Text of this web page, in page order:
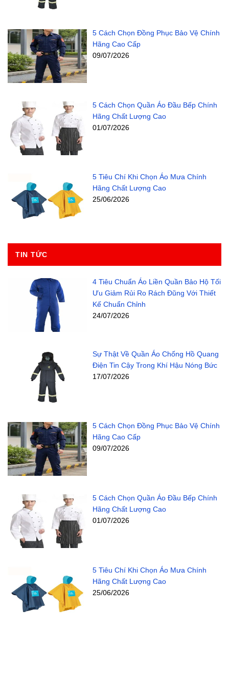
5 Cách Chọn Đồng Phục Bảo Vệ Chính
Hãng Cao Cấp
09/07/2026
5 Cách Chọn Quần Áo Đầu Bếp Chính
Hãng Chất Lượng Cao
01/07/2026
5 Tiêu Chí Khi Chọn Áo Mưa Chính
Hãng Chất Lượng Cao
25/06/2026
TIN TỨC
4 Tiêu Chuẩn Áo Liền Quần Bảo Hộ Tối
Ưu Giảm Rủi Ro Rách Đũng Với Thiết
Kế Chuẩn Chỉnh
24/07/2026
Sự Thật Về Quần Áo Chống Hồ Quang
Điện Tin Cậy Trong Khí Hậu Nóng Bức
17/07/2026
5 Cách Chọn Đồng Phục Bảo Vệ Chính
Hãng Cao Cấp
09/07/2026
5 Cách Chọn Quần Áo Đầu Bếp Chính
Hãng Chất Lượng Cao
01/07/2026
5 Tiêu Chí Khi Chọn Áo Mưa Chính
Hãng Chất Lượng Cao
25/06/2026